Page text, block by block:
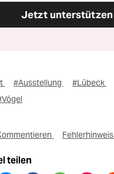
Jetzt unterstützen
#Ausstellung #Lübeck
Fehlerhinweis
teilen